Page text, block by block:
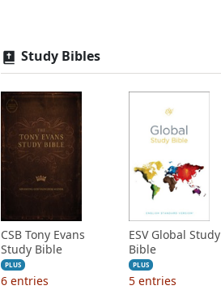
Study Bibles
CSB Tony Evans
Study Bible
PLUS
6 entries
ESV Global Study
Bible
PLUS
5 entries